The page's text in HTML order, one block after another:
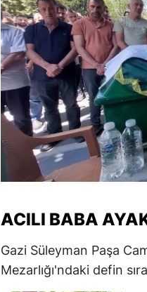
ACILI BABA
Gazi Süleyman Paşa
Mezarlığı'ndaki defin